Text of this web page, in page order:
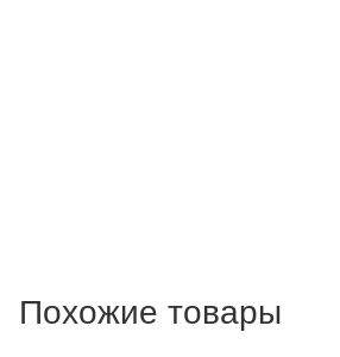
Похожие товары